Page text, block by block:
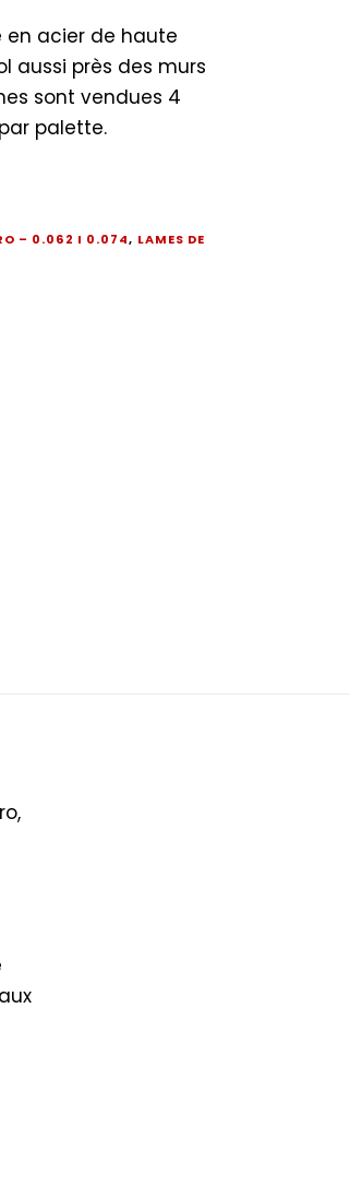
en acier de haute
aussi près des murs
sont vendues 4
palette.
– 0.062 I 0.074, LAMES DE